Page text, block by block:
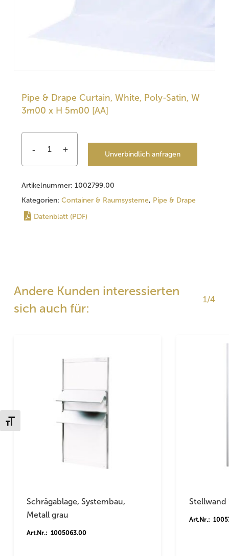
Schrift vergrößern
Pipe & Drape Curtain, White, Poly-Satin, W
3m00 x H 5m00 [AA]
Unverbindlich anfragen
Artikelnummer: 1002799.00
Kategorien: Container & Raumsysteme, Pipe & Drape
Datenblatt (PDF)
Andere Kunden interessierten
sich auch für:
1/4
Schrägablage, Systembau,
Metall grau
Art.Nr.: 1005063.00
Stellwand
Art.Nr.: